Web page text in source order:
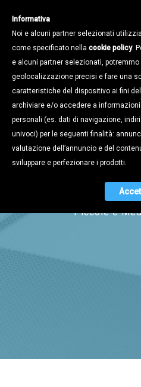
Il periodico di
Piccole e
Informativa
Noi e alcuni partner selezionati
come specificato nella cookie policy.
e alcuni partner selezionati,
geolocalizzazione precisi e fare una
caratteristiche del dispositivo ai fini
archiviare e/o accedere a
personali (es. dati di navigazione,
univoci) per le seguenti finalità:
valutazione dell’annuncio e del
sviluppare e perfezionare i prodotti.